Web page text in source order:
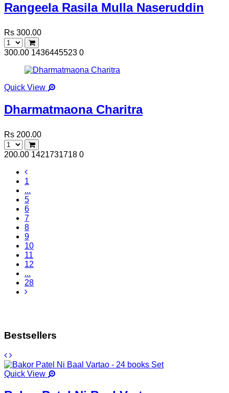
Rangeela Rasila Mulla Naseruddin
Rs 300.00
300.00 1436445523 0
Quick View
Dharmatmaona Charitra
Rs 200.00
200.00 1421731718 0
1
...
5
6
7
8
9
10
11
12
...
28
Bestsellers
Quick View